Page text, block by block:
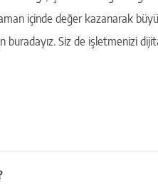
zaman içinde değer kazanarak
buradayız. Siz de işletmenizi